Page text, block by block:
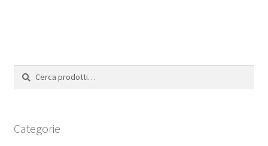
Cerca:
Cerca
Categorie